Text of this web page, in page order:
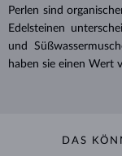
Perlen sind
Edelsteinen
und
haben sie einen Wert
DAS